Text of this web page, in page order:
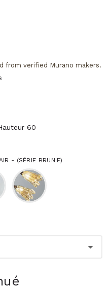
from verified Murano makers.
60
- (SÉRIE BRUNIE)